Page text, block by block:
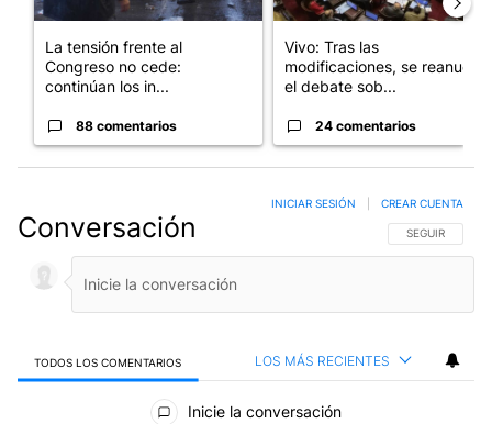
La tensión frente al
Congreso no cede:
continúan los in...
88 comentarios
Vivo: Tras las
modificaciones, se reanudó
el debate sob...
24 comentarios
Conversación SIGA ESTA
SEGUIR
INICIAR SESIÓN CREAR CUENTA
TODOS LOS COMENTARIOS LOS MÁS RECIENTES
Todos los comentarios
Inicie la conversación